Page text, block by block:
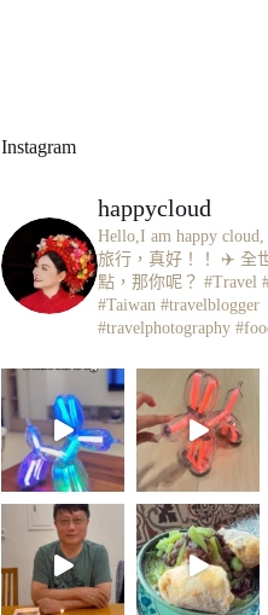
Instagram
happycloud
Hello,I am happy
旅行，真好！！ ✈️ 全
點，那你呢？ #Travel
#Taiwan #travelblogger
#travelphotography